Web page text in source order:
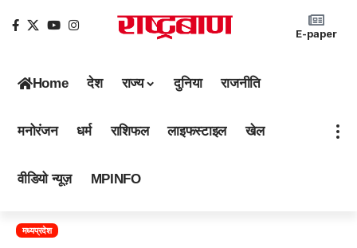
E-paper
Home देश राज्य दुनिया राजनीति
मनोरंजन धर्म राशिफल लाइफस्टाइल खेल
वीडियो न्यूज़ MPINFO
मध्यप्रदेश